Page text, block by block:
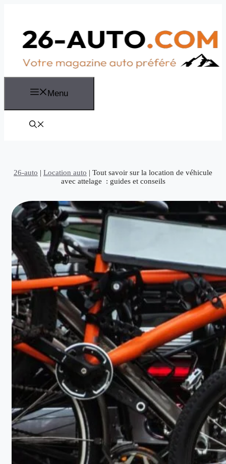
Menu
26-auto | Location auto | Tout savoir sur la location de véhicule
avec attelage : guides et conseils